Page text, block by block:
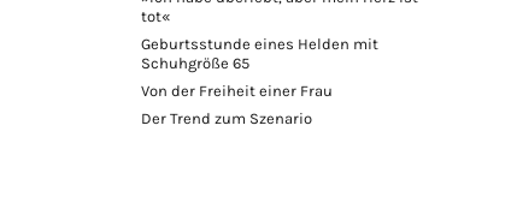
tot«
Geburtsstunde eines Helden mit
Schuhgröße 65
Von der Freiheit einer Frau
Der Trend zum Szenario